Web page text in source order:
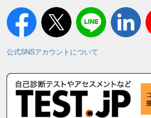
公式SNSアカウントについて